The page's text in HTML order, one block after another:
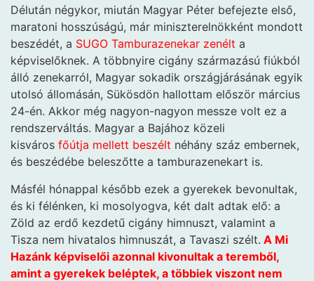
Délután négykor, miután Magyar Péter befejezte első,
maratoni hosszúságú, már miniszterelnökként mondott
beszédét, a SUGO Tamburazenekar zenélt a
képviselőknek. A többnyire cigány származású fiúkból
álló zenekarról, Magyar sokadik országjárásának egyik
utolsó állomásán, Sükösdön hallottam először március
24-én. Akkor még nagyon-nagyon messze volt ez a
rendszerváltás. Magyar a Bajához közeli
kisváros főútja mellett beszélt néhány száz embernek,
és beszédébe beleszőtte a tamburazenekart is.
Másfél hónappal később ezek a gyerekek bevonultak,
és ki félénken, ki mosolyogva, két dalt adtak elő: a
Zöld az erdő kezdetű cigány himnuszt, valamint a
Tisza nem hivatalos himnuszát, a Tavaszi szélt. A Mi
Hazánk képviselői azonnal kivonultak a teremből,
amint a gyerekek beléptek, a többiek viszont nem